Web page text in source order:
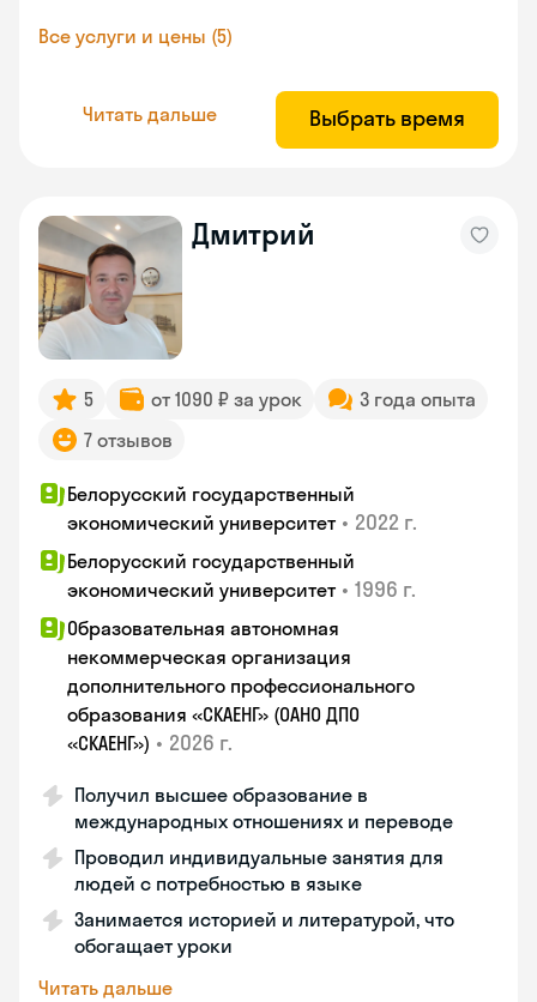
Все услуги и цены (5)
Читать дальше Выбрать время
Дмитрий
5 от 1090 ₽ за урок
3 года опыта
7 отзывов
Белорусский государственный
экономический университет • 2022 г.
Белорусский государственный
экономический университет • 1996 г.
Образовательная автономная
некоммерческая организация
дополнительного профессионального
образования «СКАЕНГ» (ОАНО ДПО
«СКАЕНГ») • 2026 г.
Получил высшее образование в
международных отношениях и переводе
Проводил индивидуальные занятия для
людей с потребностью в языке
Занимается историей и литературой, что
обогащает уроки
Читать дальше